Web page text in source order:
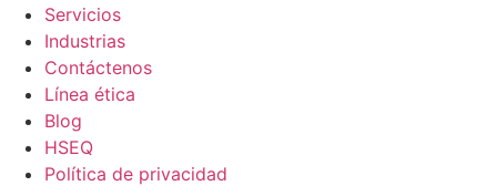
Servicios
Industrias
Contáctenos
Línea ética
Blog
HSEQ
Política de privacidad